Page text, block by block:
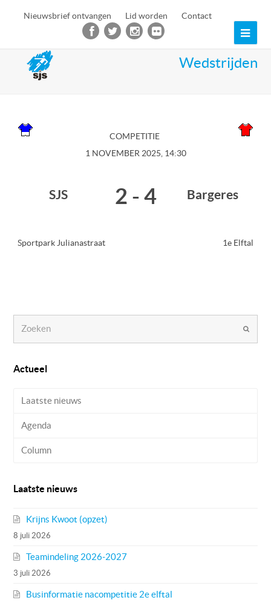
Nieuwsbrief ontvangen Lid worden Contact
Wedstrijden
COMPETITIE
1 NOVEMBER 2025, 14:30
SJS 2 - 4 Bargeres
Sportpark Julianastraat 1e Elftal
Actueel
Laatste nieuws
Agenda
Column
Laatste nieuws
Krijns Kwoot (opzet)
8 juli 2026
Teamindeling 2026-2027
3 juli 2026
Businformatie nacompetitie 2e elftal